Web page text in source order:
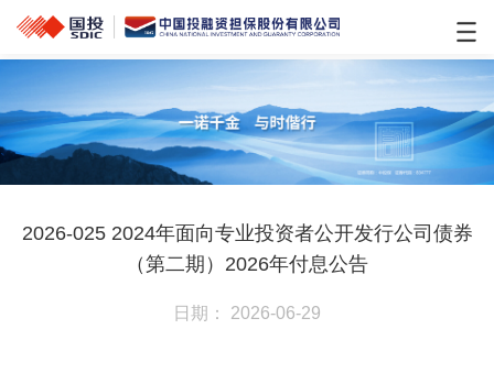
2026-025 2024年面向专业投资者公开发行公司债券
（第二期）2026年付息公告
日期： 2026-06-29